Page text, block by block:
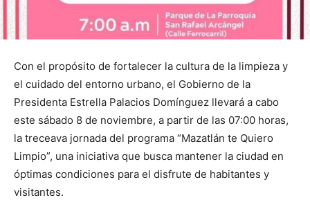
Con el propósito de fortalecer la cultura de la limpieza y
el cuidado del entorno urbano, el Gobierno de la
Presidenta Estrella Palacios Domínguez llevará a cabo
este sábado 8 de noviembre, a partir de las 07:00 horas,
la treceava jornada del programa “Mazatlán te Quiero
Limpio”, una iniciativa que busca mantener la ciudad en
óptimas condiciones para el disfrute de habitantes y
visitantes.